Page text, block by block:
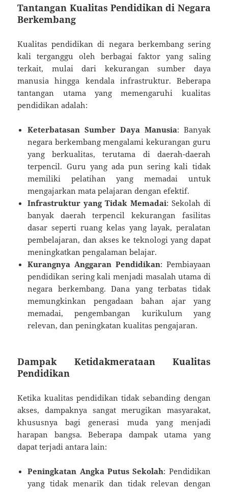
Tantangan Kualitas Pendidikan di Negara
Berkembang
Kualitas pendidikan di negara berkembang sering
kali terganggu oleh berbagai faktor yang saling
terkait, mulai dari kekurangan sumber daya
manusia hingga kendala infrastruktur. Beberapa
tantangan utama yang memengaruhi kualitas
pendidikan adalah:
Keterbatasan Sumber Daya Manusia: Banyak
negara berkembang mengalami kekurangan guru
yang berkualitas, terutama di daerah-daerah
terpencil. Guru yang ada pun sering kali tidak
memiliki pelatihan yang memadai untuk
mengajarkan mata pelajaran dengan efektif.
Infrastruktur yang Tidak Memadai: Sekolah di
banyak daerah terpencil kekurangan fasilitas
dasar seperti ruang kelas yang layak, peralatan
pembelajaran, dan akses ke teknologi yang dapat
meningkatkan pengalaman belajar.
Kurangnya Anggaran Pendidikan: Pembiayaan
pendidikan sering kali menjadi masalah utama di
negara berkembang. Dana yang terbatas tidak
memungkinkan pengadaan bahan ajar yang
memadai, pengembangan kurikulum yang
relevan, dan peningkatan kualitas pengajaran.
Dampak Ketidakmerataan Kualitas
Pendidikan
Ketika kualitas pendidikan tidak sebanding dengan
akses, dampaknya sangat merugikan masyarakat,
khususnya bagi generasi muda yang menjadi
harapan bangsa. Beberapa dampak utama yang
dapat terjadi antara lain:
Peningkatan Angka Putus Sekolah: Pendidikan
yang tidak menarik dan tidak relevan dengan